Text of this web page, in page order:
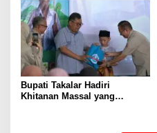
Muwujudkan Kesejahteraan
Masyarakat
Bupati Takalar Hadiri
Khitanan Massal yang